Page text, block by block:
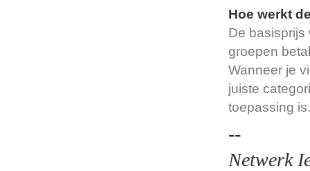
Hoe werkt
De basisprijs
groepen
Wanneer je
juiste
toepassing is.
--
Netwerk